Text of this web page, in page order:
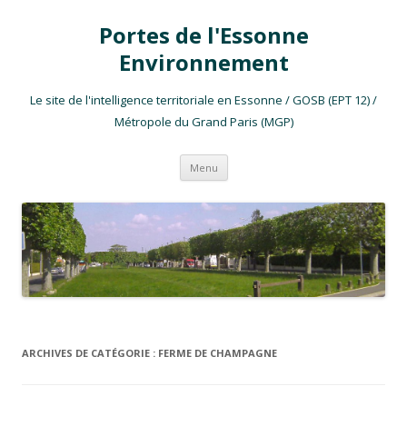
Portes de l'Essonne
Environnement
Le site de l'intelligence territoriale en Essonne / GOSB (EPT 12) /
Métropole du Grand Paris (MGP)
Menu Aller au contenu
ARCHIVES DE CATÉGORIE : FERME DE CHAMPAGNE